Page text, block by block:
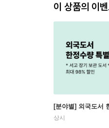
이 상품의 이
[분야별] 외국도서
상시